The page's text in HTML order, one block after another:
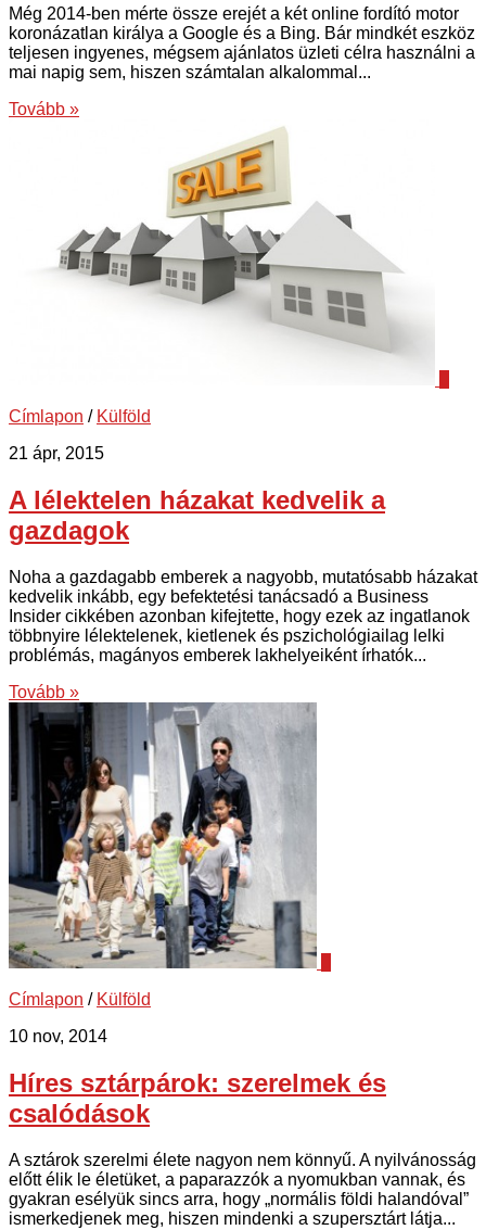
Még 2014-ben mérte össze erejét a két online fordító motor
koronázatlan királya a Google és a Bing. Bár mindkét eszköz
teljesen ingyenes, mégsem ajánlatos üzleti célra használni a
mai napig sem, hiszen számtalan alkalommal...
Tovább »
Címlapon / Külföld
21 ápr, 2015
A lélektelen házakat kedvelik a
gazdagok
Noha a gazdagabb emberek a nagyobb, mutatósabb házakat
kedvelik inkább, egy befektetési tanácsadó a Business
Insider cikkében azonban kifejtette, hogy ezek az ingatlanok
többnyire lélektelenek, kietlenek és pszichológiailag lelki
problémás, magányos emberek lakhelyeiként írhatók...
Tovább »
Címlapon / Külföld
10 nov, 2014
Híres sztárpárok: szerelmek és
csalódások
A sztárok szerelmi élete nagyon nem könnyű. A nyilvánosság
előtt élik le életüket, a paparazzók a nyomukban vannak, és
gyakran esélyük sincs arra, hogy „normális földi halandóval”
ismerkedjenek meg, hiszen mindenki a szupersztárt látja...